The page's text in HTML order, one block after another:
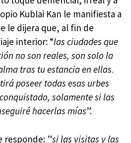
Kublai Kan le manifiesta a
le dijera que, al fin de
interior: “las ciudades que
no son reales, son solo la
tras tu estancia en ellas.
poseer todas esas urbes
solamente si las
hacerlas mías”.
responde: ”si las visitas y las